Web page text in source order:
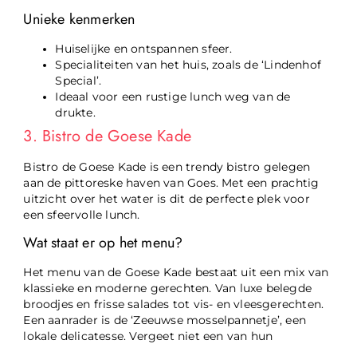
Unieke kenmerken
Huiselijke en ontspannen sfeer.
Specialiteiten van het huis, zoals de ‘Lindenhof
Special’.
Ideaal voor een rustige lunch weg van de
drukte.
3. Bistro de Goese Kade
Bistro de Goese Kade is een trendy bistro gelegen
aan de pittoreske haven van Goes. Met een prachtig
uitzicht over het water is dit de perfecte plek voor
een sfeervolle lunch.
Wat staat er op het menu?
Het menu van de Goese Kade bestaat uit een mix van
klassieke en moderne gerechten. Van luxe belegde
broodjes en frisse salades tot vis- en vleesgerechten.
Een aanrader is de ‘Zeeuwse mosselpannetje’, een
lokale delicatesse. Vergeet niet een van hun